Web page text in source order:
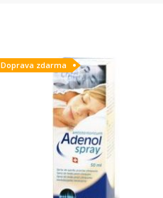
Detail produktu
Doprava zdarma